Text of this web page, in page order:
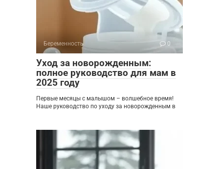
Беременность 0
Уход за новорожденным:
полное руководство для мам в
2025 году
Первые месяцы с малышом – волшебное время!
Наше руководство по уходу за новорожденным в